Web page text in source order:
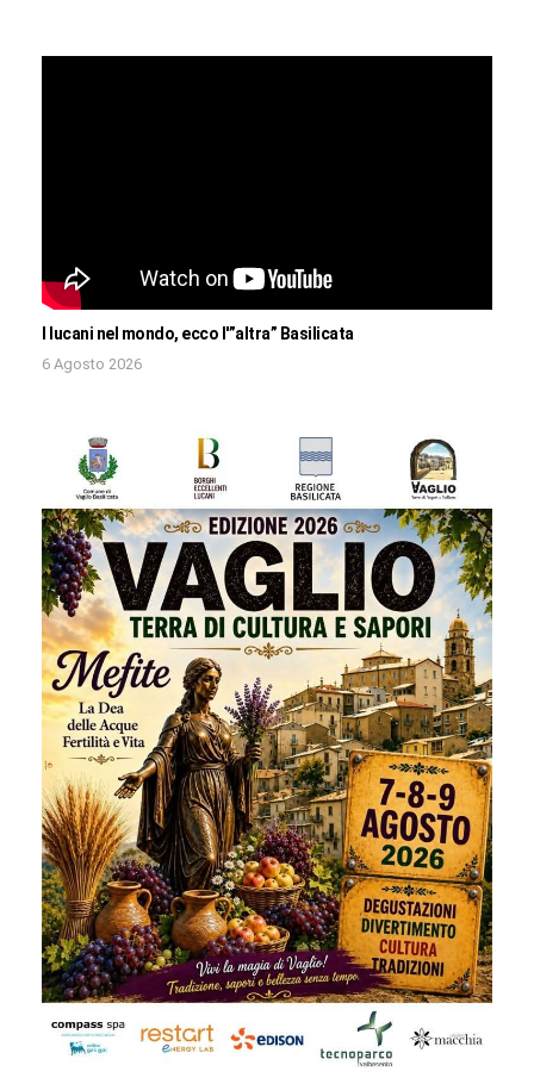
I lucani nel mondo, ecco l'”altra” Basilicata
6 Agosto 2026